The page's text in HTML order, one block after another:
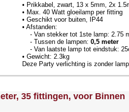
• Prikkabel, zwart, 13 x 5mm, 2x
• Max. 40 Watt gloeilamp per fitting
• Geschikt voor buiten, IP44
• Afstanden:
- Van stekker tot 1ste lamp: 2.75
- Tussen de lampen: 0,5 meter
- Van laatste lamp tot eindstuk:
• Gewicht: 2.3kg
Deze Party verlichting is zonder
-->
35 fittingen, voor Binnen